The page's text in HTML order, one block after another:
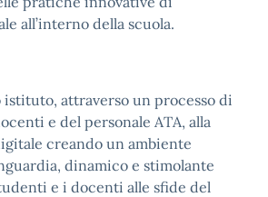
all’interno della scuola.
attraverso un processo di
e del personale ATA, alla
creando un ambiente
dinamico e stimolante
e i docenti alle sfide del